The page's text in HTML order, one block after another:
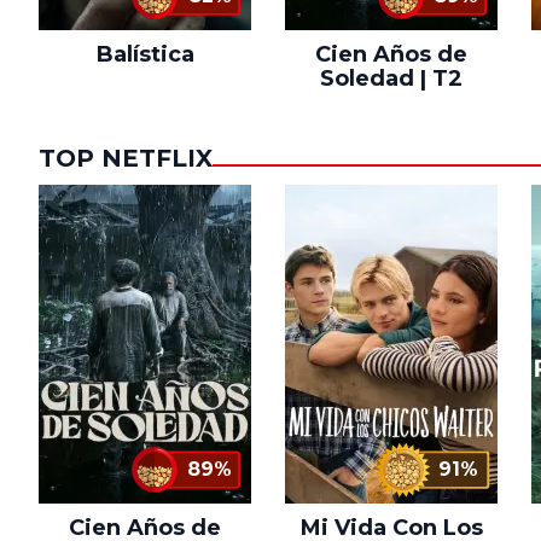
Balística
Cien Años de
Soledad | T2
TOP NETFLIX
89%
Cien Años de
91%
Mi Vida Con Los